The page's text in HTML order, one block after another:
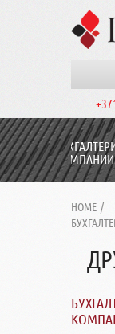
КОМПАНИИ
HOME /